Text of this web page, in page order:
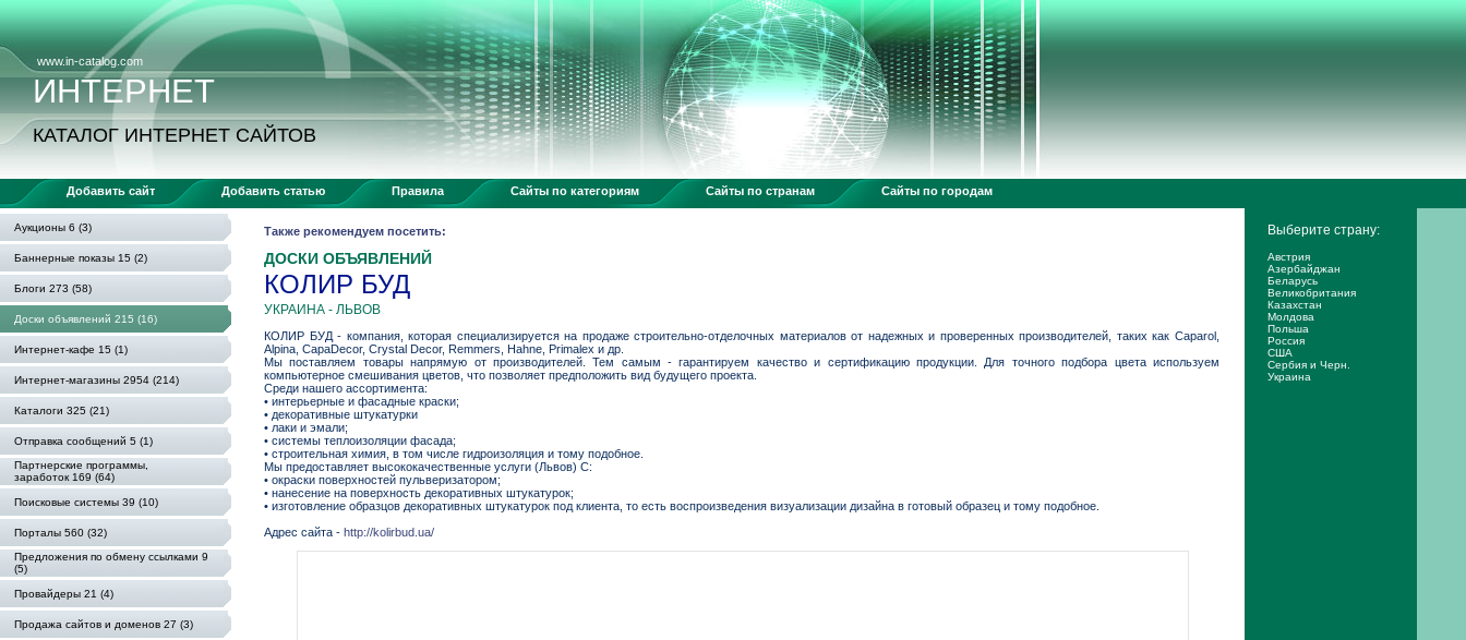
www.in-catalog.com
ИНТЕРНЕТ
КАТАЛОГ ИНТЕРНЕТ САЙТОВ
Добавить сайт Добавить статью Правила Сайты по категориям Сайты по странам Сайты по городам
Аукционы 6 (3)
Баннерные показы 15 (2)
Блоги 273 (58)
Доски объявлений 215 (16)
Интернет-кафе 15 (1)
Интернет-магазины 2954 (214)
Каталоги 325 (21)
Отправка сообщений 5 (1)
Партнерские программы,
заработок 169 (64)
Поисковые системы 39 (10)
Порталы 560 (32)
Предложения по обмену ссылками 9
(5)
Провайдеры 21 (4)
Продажа сайтов и доменов 27 (3)
Также рекомендуем посетить:
ДОСКИ ОБЪЯВЛЕНИЙ
КОЛИР БУД
УКРАИНА - ЛЬВОВ
КОЛИР БУД - компания, которая специализируется на продаже строительно-отделочных материалов от надежных и проверенных производителей, таких как Caparol,
Alpina, CapaDecor, Crystal Decor, Remmers, Hahne, Primalex и др.
Мы поставляем товары напрямую от производителей. Тем самым - гарантируем качество и сертификацию продукции. Для точного подбора цвета используем
компьютерное смешивания цветов, что позволяет предположить вид будущего проекта.
Среди нашего ассортимента:
• интерьерные и фасадные краски;
• декоративные штукатурки
• лаки и эмали;
• системы теплоизоляции фасада;
• строительная химия, в том числе гидроизоляция и тому подобное.
Мы предоставляет высококачественные услуги (Львов) С:
• окраски поверхностей пульверизатором;
• нанесение на поверхность декоративных штукатурок;
• изготовление образцов декоративных штукатурок под клиента, то есть воспроизведения визуализации дизайна в готовый образец и тому подобное.
Адрес сайта - http://kolirbud.ua/
Выберите страну:
Австрия
Азербайджан
Беларусь
Великобритания
Казахстан
Молдова
Польша
Россия
США
Сербия и Черн.
Украина